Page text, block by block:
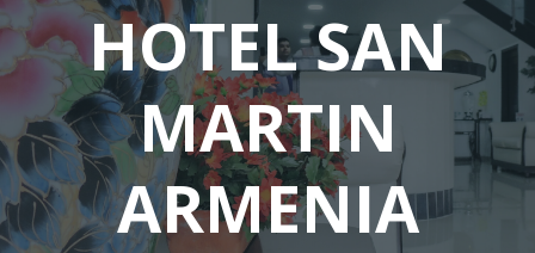
HOTEL SAN
MARTIN
ARMENIA